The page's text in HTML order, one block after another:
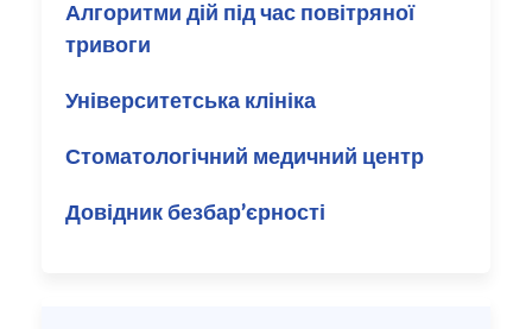
Алгоритми дій під час повітряної
тривоги
Університетська клініка
Стоматологічний медичний центр
Довідник безбар’єрності